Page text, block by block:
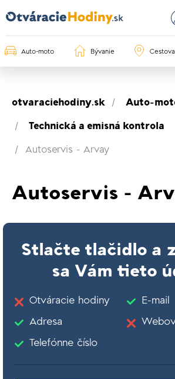
Auto-moto Bývanie
otvaraciehodiny.sk Auto-
Technická a emisná kontrola
Autoservis - Arvay
Autoservis -
Stlačte tlačidlo a
sa Vám tieto
Otváracie hodiny
Adresa
Telefónne číslo
E-mail